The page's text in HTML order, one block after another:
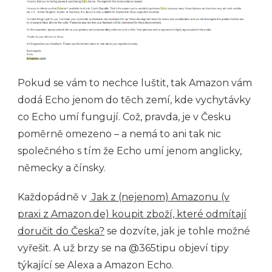
Pokud se vám to nechce luštit, tak Amazon vám
dodá Echo jenom do těch zemí, kde vychytávky
co Echo umí fungují. Což, pravda, je v Česku
poměrně omezeno – a nemá to ani tak nic
společného s tím že Echo umí jenom anglicky,
německy a čínsky.
Každopádně v Jak z (nejenom) Amazonu (v
praxi z Amazon.de) koupit zboží, které odmítají
doručit do Česka? se dozvíte, jak je tohle možné
vyřešit. A už brzy se na @365tipu objeví tipy
týkající se Alexa a Amazon Echo.